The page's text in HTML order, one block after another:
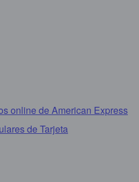
online de American Express
de Tarjeta